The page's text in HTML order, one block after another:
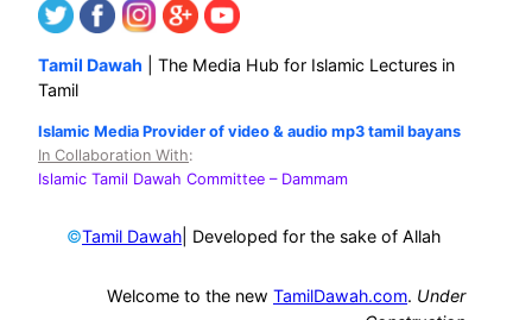
Tamil Dawah | The Media Hub for Islamic Lectures in
Tamil
Islamic Media Provider of video & audio mp3 tamil bayans
In Collaboration With:
Islamic Tamil Dawah Committee – Dammam
©Tamil Dawah | Developed for the sake of Allah
Welcome to the new TamilDawah.com. Under